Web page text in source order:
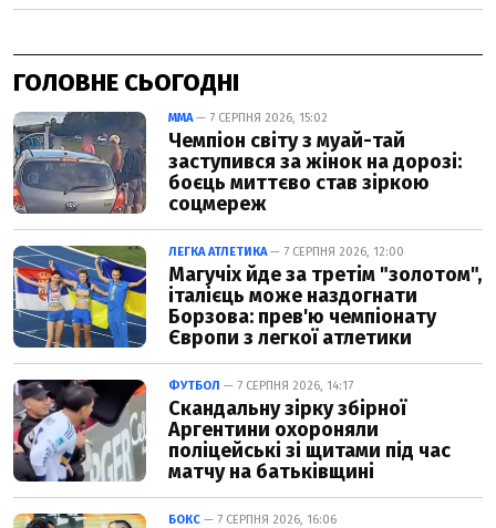
ГОЛОВНЕ СЬОГОДНІ
ММА— 7 СЕРПНЯ 2026, 15:02
Чемпіон світу з муай-тай
заступився за жінок на дорозі:
боєць миттєво став зіркою
соцмереж
ЛЕГКА АТЛЕТИКА— 7 СЕРПНЯ 2026, 12:00
Магучіх йде за третім "золотом",
італієць може наздогнати
Борзова: прев'ю чемпіонату
Європи з легкої атлетики
ФУТБОЛ — 7 СЕРПНЯ 2026, 14:17
Скандальну зірку збірної
Аргентини охороняли
поліцейські зі щитами під час
матчу на батьківщині
БОКС — 7 СЕРПНЯ 2026, 16:06